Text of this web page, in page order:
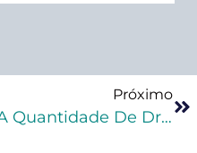
Próximo
A Quantidade De Droga Apreendida E Seu Reflexo Na Prisão E Na Dosimetria Da Pena